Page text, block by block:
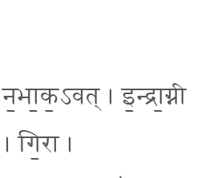
। इ॒न्द्रा॒ग्नी
गि॒रा ।